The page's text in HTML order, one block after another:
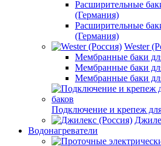
Расширительные
(Германия)
Расширительные
(Германия)
Wester
Мембранные баки
Мембранные баки
Мембранные баки
Подключение и крепеж
Водонагреватели